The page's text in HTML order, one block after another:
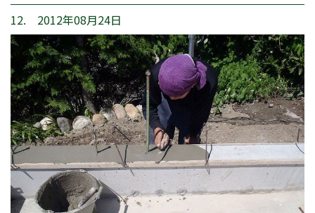
12. 2012年08月24日